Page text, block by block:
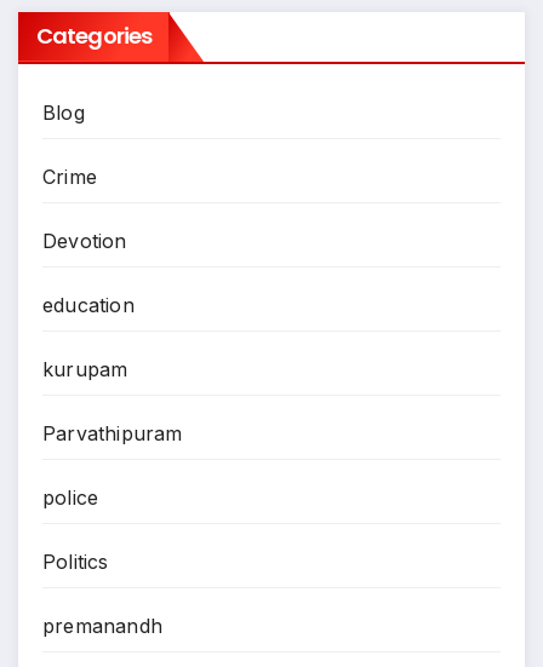
Categories
Blog
Crime
Devotion
education
kurupam
Parvathipuram
police
Politics
premanandh